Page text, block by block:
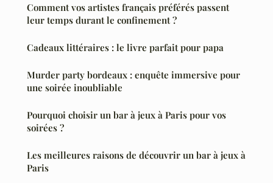
Comment vos artistes français préférés passent
leur temps durant le confinement ?
Cadeaux littéraires : le livre parfait pour papa
Murder party bordeaux : enquête immersive pour
une soirée inoubliable
Pourquoi choisir un bar à jeux à Paris pour vos
soirées ?
Les meilleures raisons de découvrir un bar à jeux à
Paris